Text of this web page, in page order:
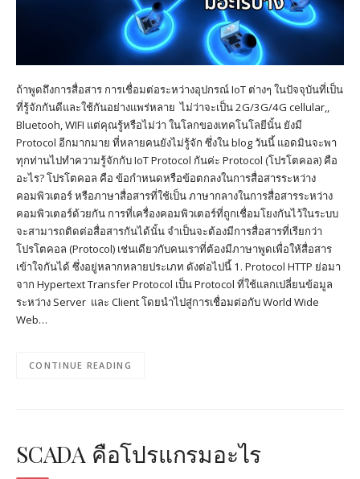
ถ้าพูดถึงการสื่อสาร การเชื่อมต่อระหว่างอุปกรณ์ IoT ต่างๆ ในปัจจุบันที่เป็น
ที่รู้จักกันดีและใช้กันอย่างแพร่หลาย ไม่ว่าจะเป็น 2G/3G/4G cellular,,
Bluetooh, WIFI แต่คุณรู้หรือไม่ว่า ในโลกของเทคโนโลยีนั้น ยังมี
Protocol อีกมากมาย ที่หลายคนยังไม่รู้จัก ซึ่งใน blog วันนี้ แอดมินจะพา
ทุกท่านไปทำความรู้จักกับ IoT Protocol กันค่ะ Protocol (โปรโตคอล) คือ
อะไร? โปรโตคอล คือ ข้อกำหนดหรือข้อตกลงในการสื่อสารระหว่าง
คอมพิวเตอร์ หรือภาษาสื่อสารที่ใช้เป็น ภาษากลางในการสื่อสารระหว่าง
คอมพิวเตอร์ด้วยกัน การที่เครื่องคอมพิวเตอร์ที่ถูกเชื่อมโยงกันไว้ในระบบ
จะสามารถติดต่อสื่อสารกันได้นั้น จำเป็นจะต้องมีการสื่อสารที่เรียกว่า
โปรโตคอล (Protocol) เช่นเดียวกับคนเราที่ต้องมีภาษาพูดเพื่อให้สื่อสาร
เข้าใจกันได้ ซึ่งอยู่หลากหลายประเภท ดังต่อไปนี้ 1. Protocol HTTP ย่อมา
จาก Hypertext Transfer Protocol เป็น Protocol ที่ใช้แลกเปลี่ยนข้อมูล
ระหว่าง Server และ Client โดยนำไปสู่การเชื่อมต่อกับ World Wide
Web…
CONTINUE READING
SCADA คือโปรแกรมอะไร